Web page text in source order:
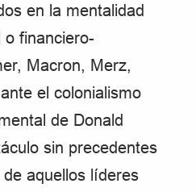
en la mentalidad
o financiero-
Macron, Merz,
el colonialismo
de Donald
sin precedentes
aquellos líderes